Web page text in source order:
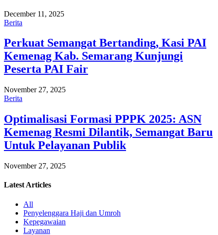
December 11, 2025
Berita
Perkuat Semangat Bertanding, Kasi PAI
Kemenag Kab. Semarang Kunjungi
Peserta PAI Fair
November 27, 2025
Berita
Optimalisasi Formasi PPPK 2025: ASN
Kemenag Resmi Dilantik, Semangat Baru
Untuk Pelayanan Publik
November 27, 2025
Latest Articles
All
Penyelenggara Haji dan Umroh
Kepegawaian
Layanan